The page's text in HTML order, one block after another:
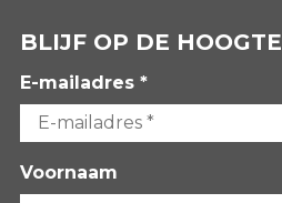
BLIJF OP DE HOOGTE
E-mailadres *
Voornaam